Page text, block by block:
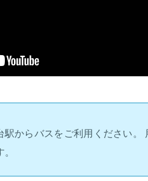
駅からバスをご利用ください。